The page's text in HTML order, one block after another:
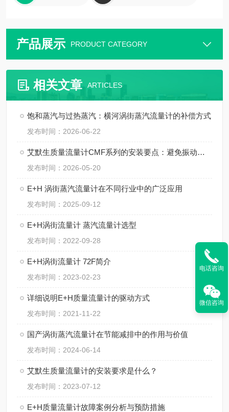
产品展示 PRODUCT CATEGORY
相关文章 ARTICLES
饱和蒸汽与过热蒸汽：横河涡街蒸汽流量计的补偿方式
发布时间：2026-06-22
艾默生质量流量计CMF系列的安装要点：避免振动、应力与两相流干扰
发布时间：2026-05-20
E+H 涡街蒸汽流量计在不同行业中的广泛应用
发布时间：2025-09-12
E+H涡街流量计 蒸汽流量计选型
发布时间：2022-09-28
E+H涡街流量计 72F简介
发布时间：2023-02-23
详细说明E+H质量流量计的驱动方式
发布时间：2021-11-22
国产涡街蒸汽流量计在节能减排中的作用与价值
发布时间：2024-06-14
艾默生质量流量计的安装要求是什么？
发布时间：2023-07-12
E+H质量流量计故障案例分析与预防措施
电话咨询
微信咨询